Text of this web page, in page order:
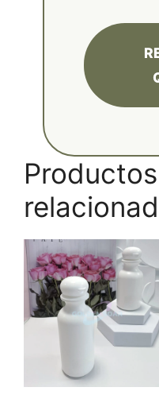
Productos